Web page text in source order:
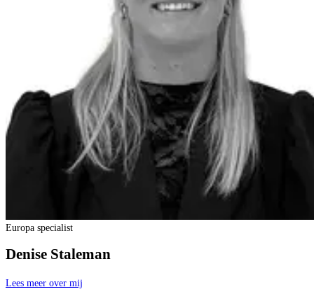
Europa specialist
Denise Staleman
Lees meer over mij